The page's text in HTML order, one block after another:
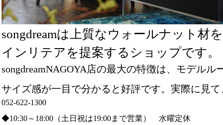
songdreamは上質なウォールナット
インリテアを提案するショップです。
songdreamNAGOYA店の最大の特徴は、モデル
サイズ感が一目で分かると好評です。実際に見
052-622-1300
◆10:30～18:00（土日祝は19:00まで営業） 水曜定休